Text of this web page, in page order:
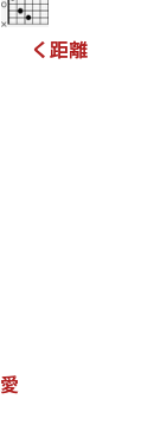
く 距離
愛